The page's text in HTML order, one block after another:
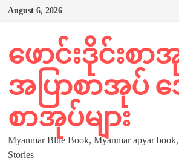
Skip
August 6, 2026
ဖောင်းဒိုင်းစာ
အပြာစာအုပ်
စာအုပ်များ
Myanmar Blue Book, Myanmar apyar
Stories